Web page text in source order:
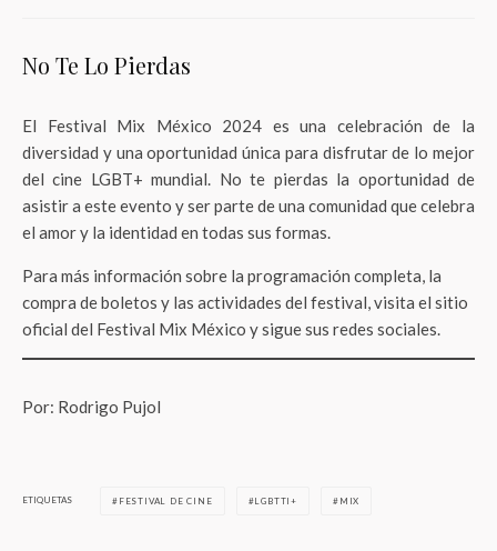
No Te Lo Pierdas
El Festival Mix México 2024 es una celebración de la
diversidad y una oportunidad única para disfrutar de lo mejor
del cine LGBT+ mundial. No te pierdas la oportunidad de
asistir a este evento y ser parte de una comunidad que celebra
el amor y la identidad en todas sus formas.
Para más información sobre la programación completa, la
compra de boletos y las actividades del festival, visita el sitio
oficial del Festival Mix México y sigue sus redes sociales.
Por: Rodrigo Pujol
ETIQUETAS FESTIVAL DE CINE LGBTTI+ MIX